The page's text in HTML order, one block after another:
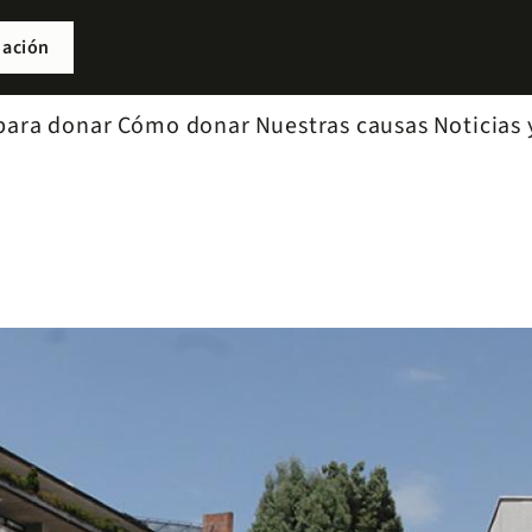
donar Cómo donar Nuestras causas Noticias